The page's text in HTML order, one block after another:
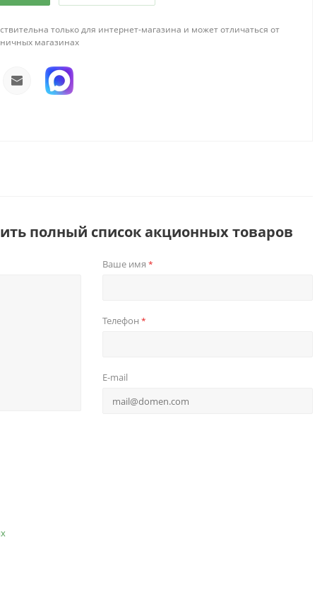
только для интернет-магазина и может отличаться от
магазинах
полный список акционных товаров
Ваше имя *
Телефон *
E-mail